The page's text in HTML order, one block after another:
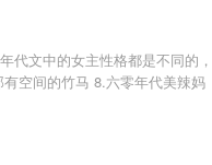
代文中的女主性格都是不同
空间的竹马 8.六零年代美辣